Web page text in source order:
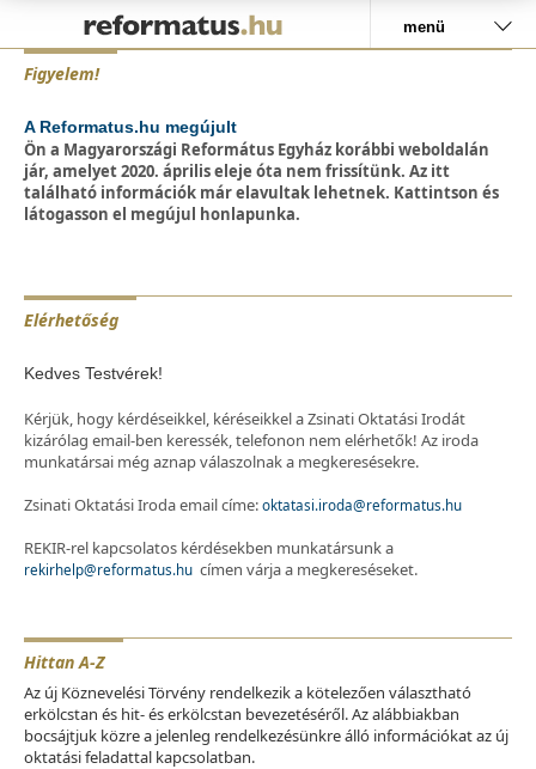
menü
Figyelem!
A Reformatus.hu megújult
Ön a Magyarországi Református Egyház korábbi weboldalán
jár, amelyet 2020. április eleje óta nem frissítünk. Az itt
található információk már elavultak lehetnek. Kattintson és
látogasson el megújul honlapunka.
Elérhetőség
Kedves Testvérek!
Kérjük, hogy kérdéseikkel, kéréseikkel a Zsinati Oktatási Irodát
kizárólag email-ben keressék, telefonon nem elérhetők! Az iroda
munkatársai még aznap válaszolnak a megkeresésekre.
Zsinati Oktatási Iroda email címe:oktatasi.iroda@reformatus.hu
REKIR-rel kapcsolatos kérdésekben munkatársunk a
rekirhelp@reformatus.hu címen várja a megkereséseket.
Hittan A-Z
Az új Köznevelési Törvény rendelkezik a kötelezően választható
erkölcstan és hit- és erkölcstan bevezetéséről. Az alábbiakban
bocsájtjuk közre a jelenleg rendelkezésünkre álló információkat az új
oktatási feladattal kapcsolatban.